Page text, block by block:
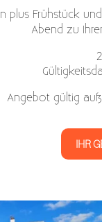
plus Frühstück
Abend zu
Angebot gültig
IHR